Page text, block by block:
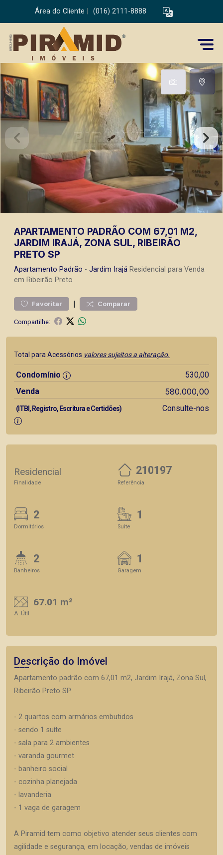
Área do Cliente (016) 2111-8888
APARTAMENTO PADRÃO COM 67,01 M2,
JARDIM IRAJÁ, ZONA SUL, RIBEIRÃO
PRETO SP
Apartamento Padrão - Jardim Irajá Residencial para Venda
em Ribeirão Preto
Favoritar | Comparar
Compartilhe:
Total para Acessórios valores sujeitos a alteração.
Condomínio
530,00
Venda
580.000,00
(ITBI, Registro, Escritura e Certidões) Consulte-nos
Residencial
Finalidade
210197
Referência
2
Dormitórios
1
Suite
2
Banheiros
1
Garagem
67.01 m²
A. Útil
Descrição do Imóvel
Apartamento padrão com 67,01 m2, Jardim Irajá, Zona Sul,
Ribeirão Preto SP
- 2 quartos com armários embutidos
- sendo 1 suíte
- sala para 2 ambientes
- varanda gourmet
- banheiro social
- cozinha planejada
- lavanderia
- 1 vaga de garagem
A Piramid tem como objetivo atender seus clientes com
agilidade e segurança, em locação, vendas de imóveis